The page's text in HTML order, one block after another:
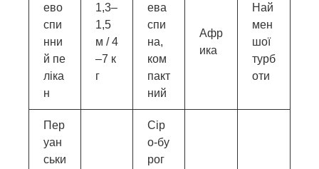
ево
спи
нни
й пе
ліка
н
1,3–
1,5
м / 4
–7 к
г
ева
спи
на,
ком
пакт
ний
Афр
ика
Най
мен
шої
турб
оти
Пер
уан
ськи
Сір
о-бу
рог